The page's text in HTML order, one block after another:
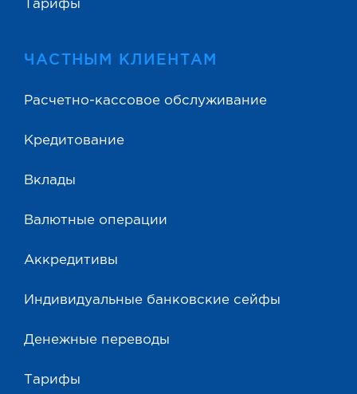
Тарифы
ЧАСТНЫМ КЛИЕНТАМ
Расчетно-кассовое обслуживание
Кредитование
Вклады
Валютные операции
Аккредитивы
Индивидуальные банковские сейфы
Денежные переводы
Тарифы